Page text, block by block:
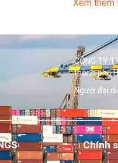
Xem thêm
CÔNG TY
thành phố
Người đại
Chính